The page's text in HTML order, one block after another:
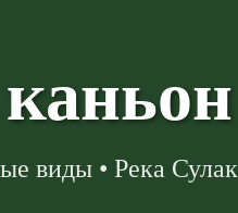
виды • Река Сулак